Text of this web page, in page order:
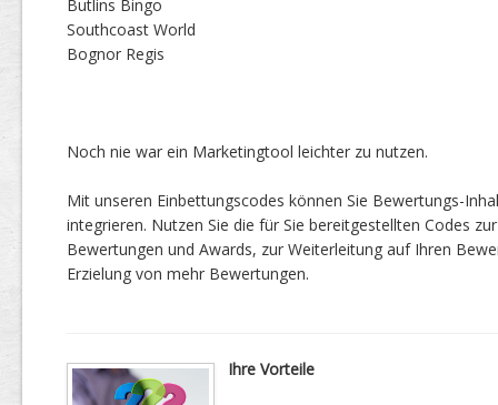
Butlins Bingo
Southcoast World
Bognor Regis
Noch nie war ein Marketingtool leichter zu nutzen.
Mit unseren Einbettungscodes können Sie Bewertungs-
integrieren. Nutzen Sie die für Sie bereitgestellten Codes
Bewertungen und Awards, zur Weiterleitung auf Ihren
Erzielung von mehr Bewertungen.
Ihre Vorteile